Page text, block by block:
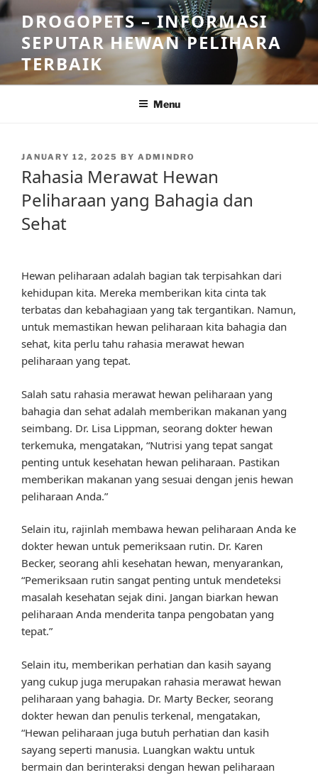
Skip
to
content
DROGOPETS – INFORMASI
SEPUTAR HEWAN PELIHARA
TERBAIK
Menu
POSTED
JANUARY 12, 2025 BY ADMINDRO
Rahasia Merawat Hewan
Peliharaan yang Bahagia dan
Sehat
Hewan peliharaan adalah bagian tak terpisahkan dari
kehidupan kita. Mereka memberikan kita cinta tak
terbatas dan kebahagiaan yang tak tergantikan. Namun,
untuk memastikan hewan peliharaan kita bahagia dan
sehat, kita perlu tahu rahasia merawat hewan
peliharaan yang tepat.
Salah satu rahasia merawat hewan peliharaan yang
bahagia dan sehat adalah memberikan makanan yang
seimbang. Dr. Lisa Lippman, seorang dokter hewan
terkemuka, mengatakan, “Nutrisi yang tepat sangat
penting untuk kesehatan hewan peliharaan. Pastikan
memberikan makanan yang sesuai dengan jenis hewan
peliharaan Anda.”
Selain itu, rajinlah membawa hewan peliharaan Anda ke
dokter hewan untuk pemeriksaan rutin. Dr. Karen
Becker, seorang ahli kesehatan hewan, menyarankan,
“Pemeriksaan rutin sangat penting untuk mendeteksi
masalah kesehatan sejak dini. Jangan biarkan hewan
peliharaan Anda menderita tanpa pengobatan yang
tepat.”
Selain itu, memberikan perhatian dan kasih sayang
yang cukup juga merupakan rahasia merawat hewan
peliharaan yang bahagia. Dr. Marty Becker, seorang
dokter hewan dan penulis terkenal, mengatakan,
“Hewan peliharaan juga butuh perhatian dan kasih
sayang seperti manusia. Luangkan waktu untuk
bermain dan berinteraksi dengan hewan peliharaan